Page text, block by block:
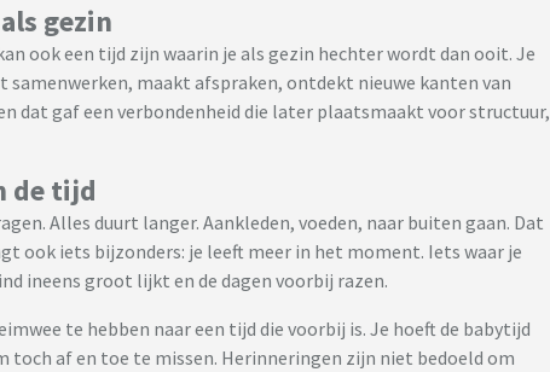
gezin
ook een tijd zijn waarin je als gezin hechter wordt dan ooit. Je
samenwerken, maakt afspraken, ontdekt nieuwe kanten van
dat gaf een verbondenheid die later plaatsmaakt voor structuur,
de tijd
Alles duurt langer. Aankleden, voeden, naar buiten gaan. Dat
ook iets bijzonders: je leeft meer in het moment. Iets waar je
ineens groot lijkt en de dagen voorbij razen.
te hebben naar een tijd die voorbij is. Je hoeft de babytijd
toch af en toe te missen. Herinneringen zijn niet bedoeld om